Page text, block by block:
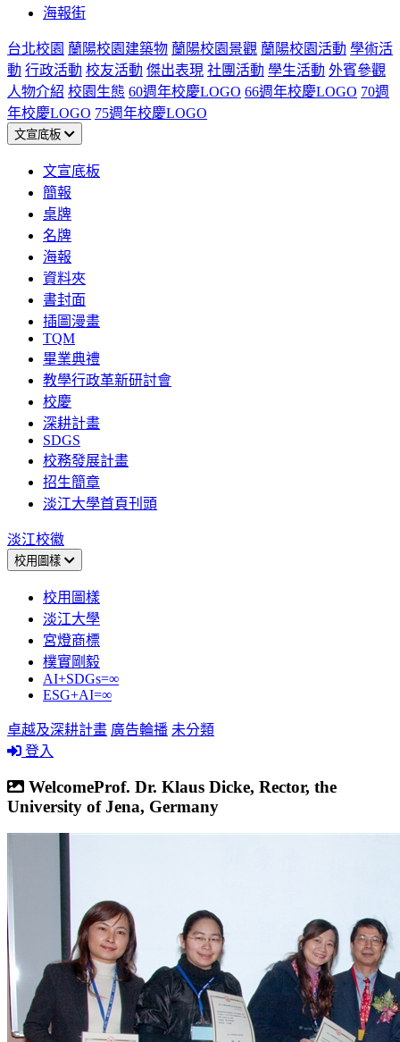
海報街
台北校園 蘭陽校園建築物 蘭陽校園景觀 蘭陽校園活動 學術活
動 行政活動 校友活動 傑出表現 社團活動 學生活動 外賓參觀
人物介紹 校園生態 60週年校慶LOGO 66週年校慶LOGO 70週
年校慶LOGO 75週年校慶LOGO
文宣底板
文宣底板
簡報
桌牌
名牌
海報
資料夾
書封面
插圖漫畫
TQM
畢業典禮
教學行政革新研討會
校慶
深耕計畫
SDGS
校務發展計畫
招生簡章
淡江大學首頁刊頭
淡江校徽
校用圖樣
校用圖樣
淡江大學
宮燈商標
樸實剛毅
AI+SDGs=∞
ESG+AI=∞
卓越及深耕計畫 廣告輪播 未分類
登入
WelcomeProf. Dr. Klaus Dicke, Rector, the
University of Jena, Germany